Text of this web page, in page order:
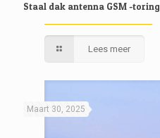
Staal dak antenna GSM -toring
Lees meer
Maart 30, 2025